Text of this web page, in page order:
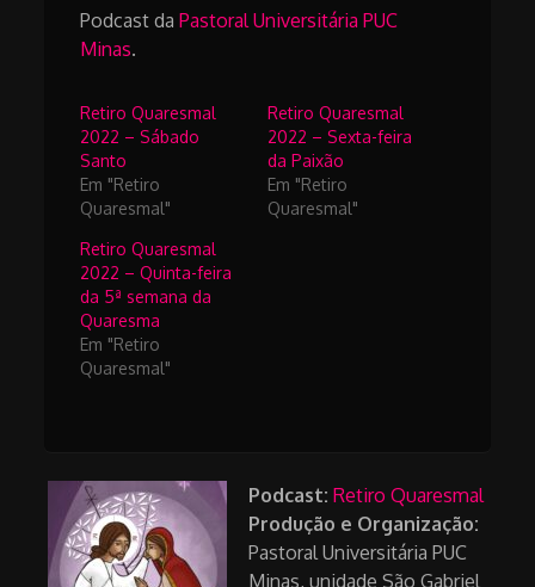
Podcast daPastoral Universitária PUC
Minas.
Retiro Quaresmal
2022 – Sábado
Santo
Em "Retiro
Quaresmal"
Retiro Quaresmal
2022 – Sexta-feira
da Paixão
Em "Retiro
Quaresmal"
Retiro Quaresmal
2022 – Quinta-feira
da 5ª semana da
Quaresma
Em "Retiro
Quaresmal"
Podcast: Retiro Quaresmal
Produção e Organização:
Pastoral Universitária PUC
Minas, unidade São Gabriel